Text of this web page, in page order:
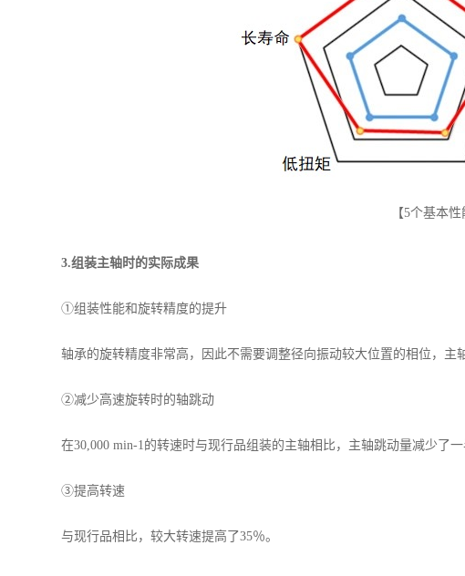
【5个基本性
3.组装主轴时的实际成果
①组装性能和旋转精度的提升
轴承的旋转精度非常高，因此不需要调整径向振动较大位置的相位，主
②减少高速旋转时的轴跳动
在30,000 min-1的转速时与现行品组装的主轴相比，主轴跳动量减少了一
③提高转速
与现行品相比，较大转速提高了35％。